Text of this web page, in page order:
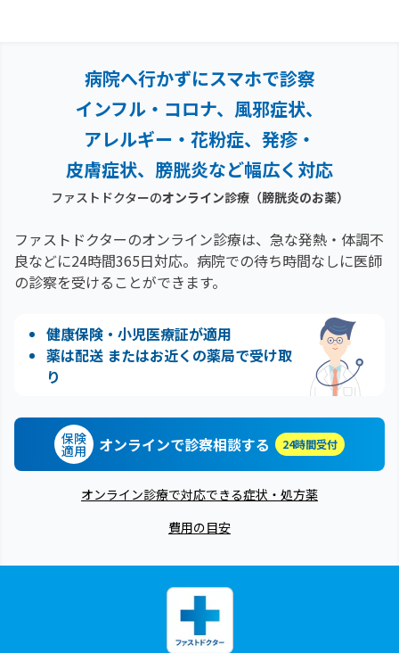
病院へ行かずにスマホで診察
インフル・コロナ、風邪症状、
アレルギー・花粉症、 発疹・
皮膚症状、膀胱炎など幅広く対応
ファストドクターのオンライン診療（膀胱炎のお薬）
ファストドクターのオンライン診療は、急な発熱・体調不
良などに24時間365日対応。 病院での待ち時間なしに医師
の診察を受けることができます。
健康保険・小児医療証が適用
薬は配送 またはお近くの薬局で受け取
り
保険
適用 オンラインで診察相談する 24時間受付
オンライン診療で対応できる症状・処方薬
費用の目安